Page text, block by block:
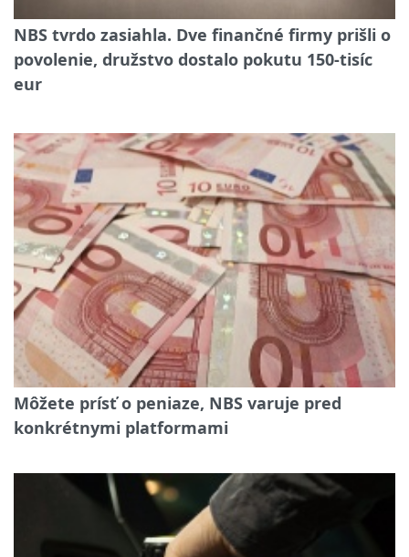
NBS tvrdo zasiahla. Dve finančné firmy prišli o
povolenie, družstvo dostalo pokutu 150-tisíc
eur
Môžete prísť o peniaze, NBS varuje pred
konkrétnymi platformami